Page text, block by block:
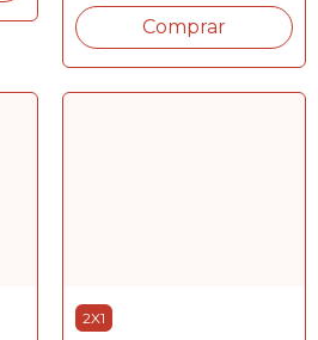
Comprar
2X1